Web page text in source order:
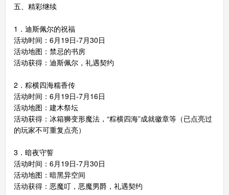
五、精彩继续
1．迪斯佩尔的祝福
活动时间：6月19日-7月30日
活动地图：禁忌的书房
活动获得：迪斯佩尔，礼遇契约
2．粽横四海糯香传
活动时间：6月19日-7月16日
活动地图：建木祭坛
活动获得：冰箱狮变形魔法，“粽横四海”成就徽章等（已点亮过
的玩家不可重复点亮）
3．暗夜守誓
活动时间：6月19日-7月30日
活动地图：暗黑异空间
活动获得：恶魔叮，恶魔男爵，礼遇契约